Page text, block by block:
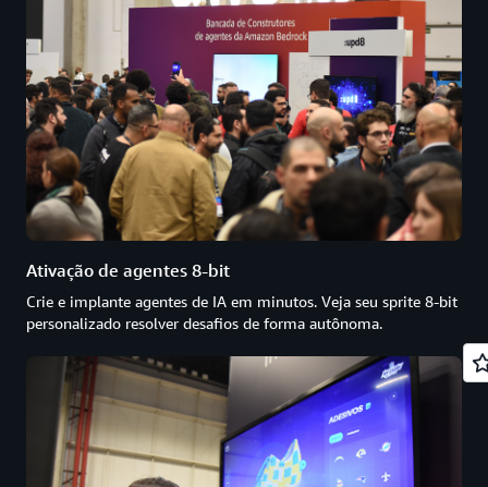
Ativação de agentes 8-bit
Crie e implante agentes de IA em minutos. Veja seu sprite 8-bit
personalizado resolver desafios de forma autônoma.